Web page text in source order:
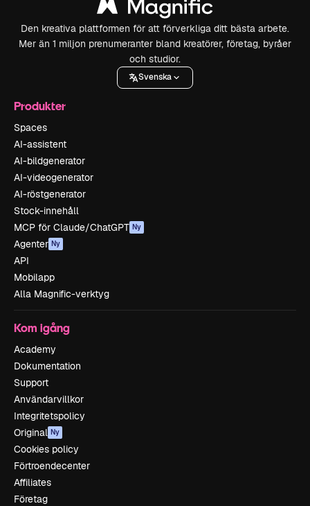
Den kreativa plattformen för att förverkliga ditt bästa arbete.
Mer än 1 miljon prenumeranter bland kreatörer, företag, byråer
och studior.
Svenska
Produkter
Spaces
AI-assistent
AI-bildgenerator
AI-videogenerator
AI-röstgenerator
Stock-innehåll
MCP för Claude/ChatGPT Ny
Agenter Ny
API
Mobilapp
Alla Magnific-verktyg
Kom igång
Academy
Dokumentation
Support
Användarvillkor
Integritetspolicy
Original Ny
Cookies policy
Förtroendecenter
Affiliates
Företag